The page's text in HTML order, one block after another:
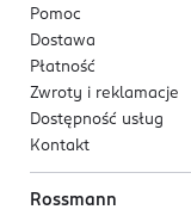
Pomoc
Dostawa
Płatność
Zwroty i reklamacje
Dostępność usług
Kontakt
Rossmann